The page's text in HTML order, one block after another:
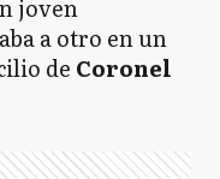
joven
a otro en un
de Coronel